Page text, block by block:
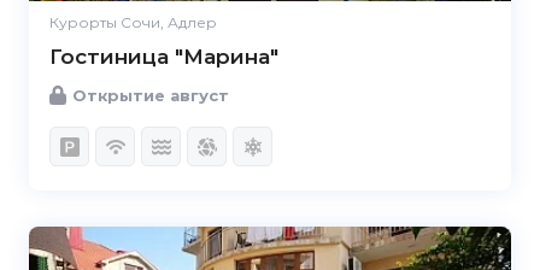
Курорты Сочи, Адлер
Гостиница "Марина"
Открытие август